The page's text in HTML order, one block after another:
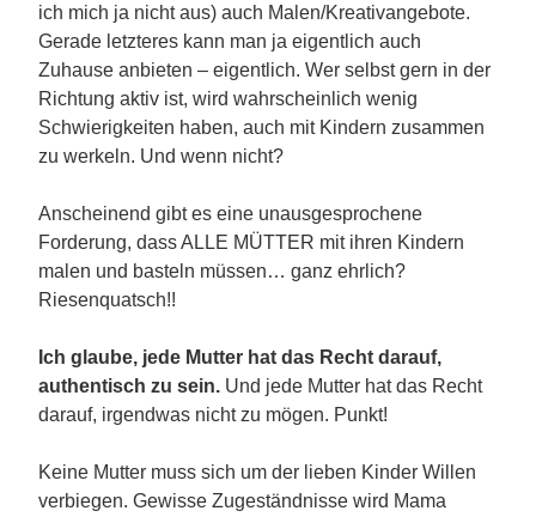
ich mich ja nicht aus) auch Malen/Kreativangebote.
Gerade letzteres kann man ja eigentlich auch
Zuhause anbieten – eigentlich. Wer selbst gern in der
Richtung aktiv ist, wird wahrscheinlich wenig
Schwierigkeiten haben, auch mit Kindern zusammen
zu werkeln. Und wenn nicht?
Anscheinend gibt es eine unausgesprochene
Forderung, dass ALLE MÜTTER mit ihren Kindern
malen und basteln müssen… ganz ehrlich?
Riesenquatsch!!
Ich glaube, jede Mutter hat das Recht darauf,
authentisch zu sein. Und jede Mutter hat das Recht
darauf, irgendwas nicht zu mögen. Punkt!
Keine Mutter muss sich um der lieben Kinder Willen
verbiegen. Gewisse Zugeständnisse wird Mama